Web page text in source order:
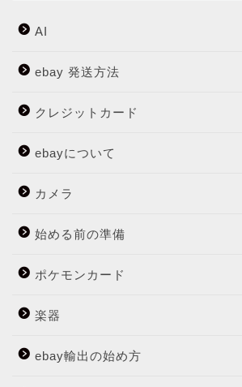
AI
ebay 発送方法
クレジットカード
ebayについて
カメラ
始める前の準備
ポケモンカード
楽器
ebay輸出の始め方